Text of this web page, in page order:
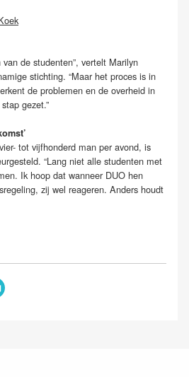
de studenten”, vertelt Marilyn
stichting. “Maar het proces is in
de problemen en de overheid in
gezet.”
tot vijfhonderd man per avond, is
“Lang niet alle studenten met
Ik hoop dat wanneer DUO hen
zij wel reageren. Anders houdt